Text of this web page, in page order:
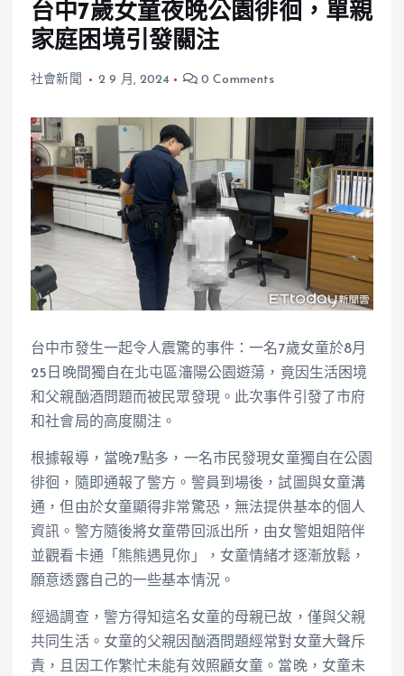
台中7歲女童夜晚公園徘徊，單親
家庭困境引發關注
社會新聞 2 9 月, 2024 0 Comments
台中市發生一起令人震驚的事件：一名7歲女童於8月
25日晚間獨自在北屯區瀋陽公園遊蕩，竟因生活困境
和父親酗酒問題而被民眾發現。此次事件引發了市府
和社會局的高度關注。
根據報導，當晚7點多，一名市民發現女童獨自在公園
徘徊，隨即通報了警方。警員到場後，試圖與女童溝
通，但由於女童顯得非常驚恐，無法提供基本的個人
資訊。警方隨後將女童帶回派出所，由女警姐姐陪伴
並觀看卡通「熊熊遇見你」，女童情緒才逐漸放鬆，
願意透露自己的一些基本情況。
經過調查，警方得知這名女童的母親已故，僅與父親
共同生活。女童的父親因酗酒問題經常對女童大聲斥
責，且因工作繁忙未能有效照顧女童。當晚，女童未